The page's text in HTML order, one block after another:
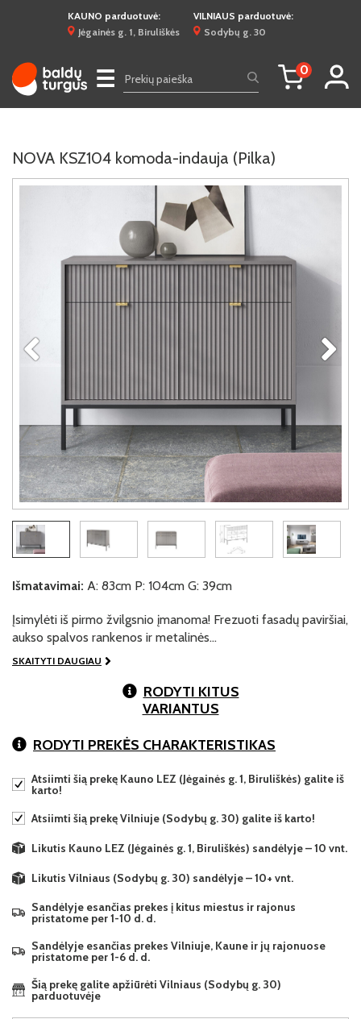
KAUNO parduotuvė:
Jėgainės g. 1, Biruliškės
VILNIAUS parduotuvė:
Sodybų g. 30
☰ 0
NOVA KSZ104 komoda-indauja (Pilka)
Išmatavimai: A: 83cm P: 104cm G: 39cm
Įsimylėti iš pirmo žvilgsnio įmanoma! Frezuoti fasadų paviršiai,
aukso spalvos rankenos ir metalinės…
SKAITYTI DAUGIAU
RODYTI KITUS
VARIANTUS
RODYTI PREKĖS CHARAKTERISTIKAS
Atsiimti šią prekę Kauno LEZ (Jėgainės g. 1, Biruliškės) galite iš
karto!
Atsiimti šią prekę Vilniuje (Sodybų g. 30) galite iš karto!
Likutis Kauno LEZ (Jėgainės g. 1, Biruliškės) sandėlyje – 10 vnt.
Likutis Vilniaus (Sodybų g. 30) sandėlyje – 10+ vnt.
Sandėlyje esančias prekes į kitus miestus ir rajonus
pristatome per 1-10 d. d.
Sandėlyje esančias prekes Vilniuje, Kaune ir jų rajonuose
pristatome per 1-6 d. d.
Šią prekę galite apžiūrėti Vilniaus (Sodybų g. 30)
parduotuvėje